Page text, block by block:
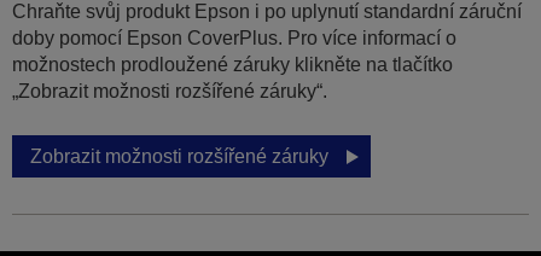
Chraňte svůj produkt Epson i po uplynutí standardní záruční
doby pomocí Epson CoverPlus. Pro více informací o
možnostech prodloužené záruky klikněte na tlačítko
„Zobrazit možnosti rozšířené záruky“.
Zobrazit možnosti rozšířené záruky